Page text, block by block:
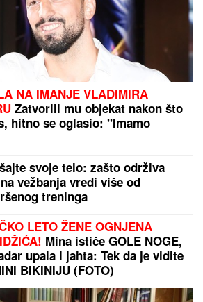
NA IMANJE VLADIMIRA
Zatvorili mu objekat nakon što
hitno se oglasio: "Imamo
svoje telo: zašto održiva
vežbanja vredi više od
treninga
LETO ŽENE OGNJENA
Mina ističe GOLE NOGE,
upala i jahta: Tek da je vidite
BIKINIJU (FOTO)